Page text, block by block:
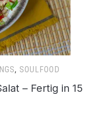
, SOULFOOD
– Fertig in 15